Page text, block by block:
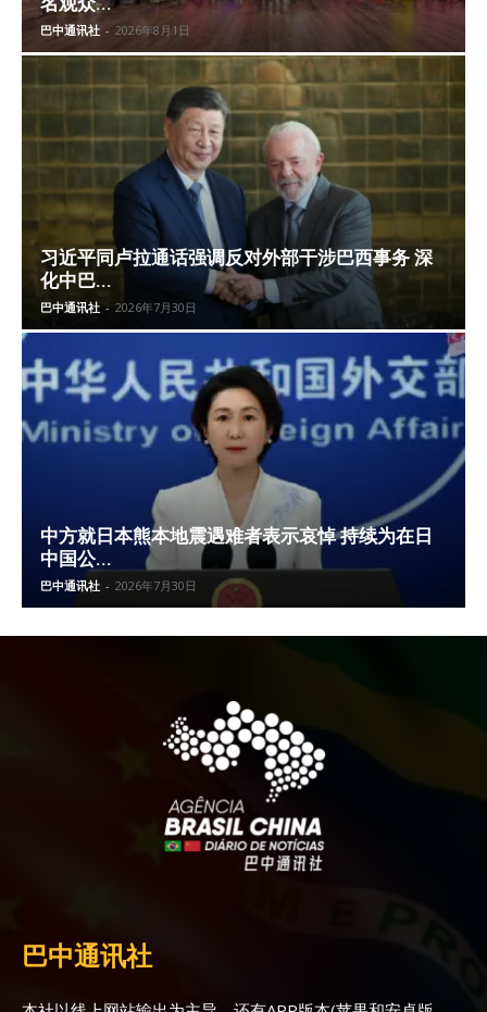
巴中通讯社 - 2026年8月1日
习近平同卢拉通话强调反对外部干涉巴西事务 深
化中巴...
巴中通讯社 - 2026年7月30日
中方就日本熊本地震遇难者表示哀悼 持续为在日
中国公...
巴中通讯社 - 2026年7月30日
巴中通讯社